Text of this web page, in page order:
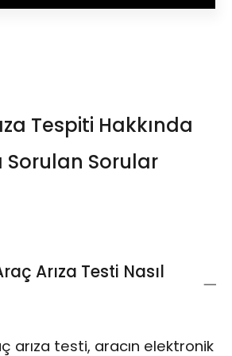
Tespiti Hakkında
Sorulan Sorular
Arıza Testi Nasıl
arıza testi, aracın elektronik